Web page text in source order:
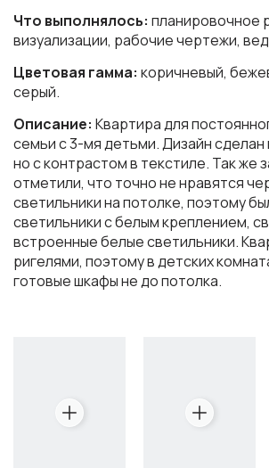
Что выполнялось: планировочное
визуализации, рабочие чертежи,
Цветовая гамма: коричневый,
серый.
Описание: Квартира для
семьи с 3-мя детьми. Дизайн сделан
но с контрастом в текстиле. Так же
отметили, что точно не нравятся
светильники на потолке, поэтому
светильники с белым креплением,
встроенные белые светильники.
ригелями, поэтому в детских
готовые шкафы не до потолка.